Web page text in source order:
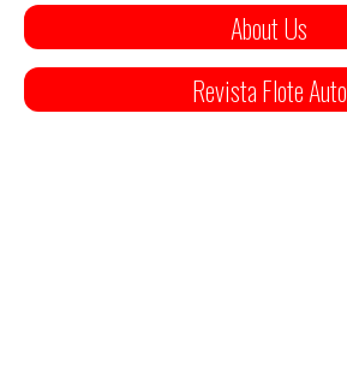
About Us
Revista Flote Auto